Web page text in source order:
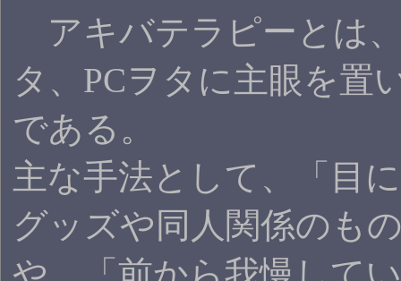
アキバテラピーとは
タ、PCヲタに主眼を置
である。
主な手法として、「目
グッズや同人関係のも